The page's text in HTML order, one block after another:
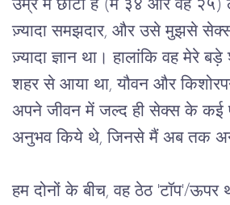
उम्र में छोटा है (मैं ३४ और वह
ज़्यादा समझदार, और उसे मुझसे
ज़्यादा ज्ञान था। हालांकि वह मेरे
शहर से आया था, यौवन और
अपने जीवन में जल्द ही सेक्स के
अनुभव किये थे, जिनसे मैं अब तक
हम दोनों के बीच, वह ठेठ 'टॉप'/ऊपर